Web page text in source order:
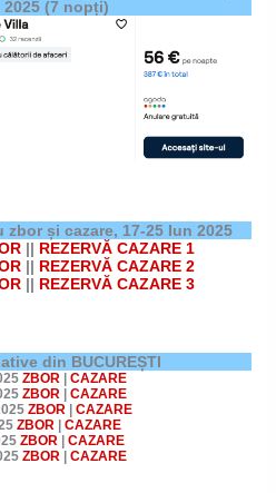
2025(7 nopți)
zbor și cazare, 17-25 Iun 2025
|| REZERVĂ CAZARE 1
|| REZERVĂ CAZARE 2
|| REZERVĂ CAZARE 3
din BUCUREȘTI
ZBOR
CAZARE
ZBOR
CAZARE
ZBOR| CAZARE
ZBOR| CAZARE
ZBOR
CAZARE
ZBOR| CAZARE